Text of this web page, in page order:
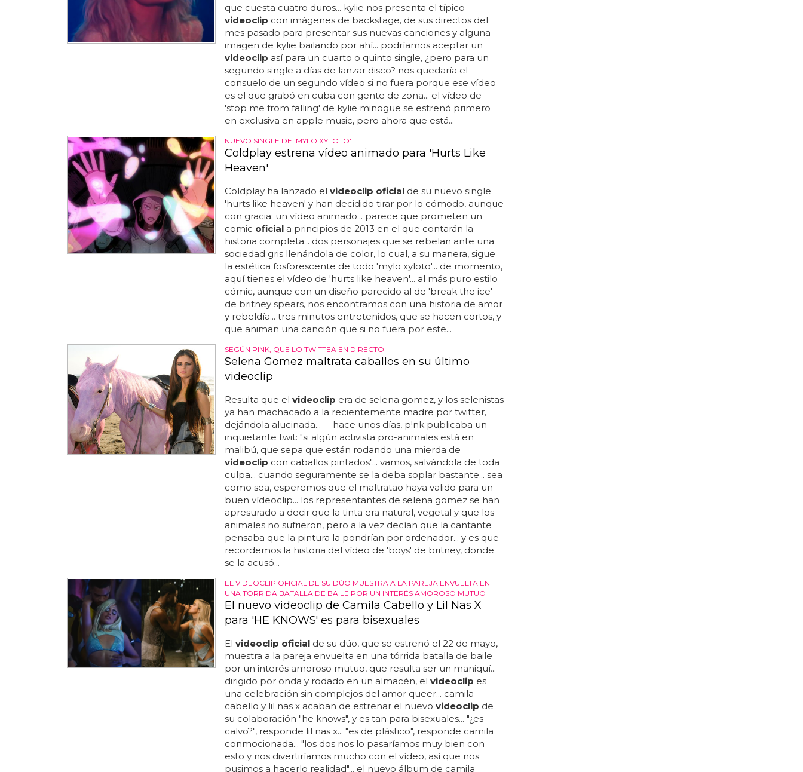
que cuesta cuatro duros... kylie nos presenta el típico
videoclip con imágenes de backstage, de sus directos del
mes pasado para presentar sus nuevas canciones y alguna
imagen de kylie bailando por ahí... podríamos aceptar un
videoclip así para un cuarto o quinto single, ¿pero para un
segundo single a días de lanzar disco? nos quedaría el
consuelo de un segundo vídeo si no fuera porque ese vídeo
es el que grabó en cuba con gente de zona... el vídeo de
'stop me from falling' de kylie minogue se estrenó primero
en exclusiva en apple music, pero ahora que está...
NUEVO SINGLE DE 'MYLO XYLOTO'
Coldplay estrena vídeo animado para 'Hurts Like
Heaven'
Coldplay ha lanzado el videoclip oficialde su nuevo single
'hurts like heaven' y han decidido tirar por lo cómodo, aunque
con gracia: un vídeo animado... parece que prometen un
comic oficiala principios de 2013 en el que contarán la
historia completa... dos personajes que se rebelan ante una
sociedad gris llenándola de color, lo cual, a su manera, sigue
la estética fosforescente de todo 'mylo xyloto'... de momento,
aquí tienes el vídeo de 'hurts like heaven'... al más puro estilo
cómic, aunque con un diseño parecido al de 'break the ice'
de britney spears, nos encontramos con una historia de amor
y rebeldía... tres minutos entretenidos, que se hacen cortos, y
que animan una canción que si no fuera por este...
SEGÚN PINK, QUE LO TWITTEA EN DIRECTO
Selena Gomez maltrata caballos en su último
videoclip
Resulta que el videoclip era de selena gomez, y los selenistas
ya han machacado a la recientemente madre por twitter,
dejándola alucinada... hace unos días, p!nk publicaba un
inquietante twit: "si algún activista pro-animales está en
malibú, que sepa que están rodando una mierda de
videoclip con caballos pintados"... vamos, salvándola de toda
culpa... cuando seguramente se la deba soplar bastante... sea
como sea, esperemos que el maltratao haya valido para un
buen vídeoclip... los representantes de selena gomez se han
apresurado a decir que la tinta era natural, vegetal y que los
animales no sufrieron, pero a la vez decían que la cantante
pensaba que la pintura la pondrían por ordenador... y es que
recordemos la historia del vídeo de 'boys' de britney, donde
se la acusó...
EL VIDEOCLIP OFICIAL DE SU DÚO MUESTRA A LA PAREJA ENVUELTA EN
UNA TÓRRIDA BATALLA DE BAILE POR UN INTERÉS AMOROSO MUTUO
El nuevo videoclip de Camila Cabello y Lil Nas X
para 'HE KNOWS' es para bisexuales
El videoclip oficialde su dúo, que se estrenó el 22 de mayo,
muestra a la pareja envuelta en una tórrida batalla de baile
por un interés amoroso mutuo, que resulta ser un maniquí...
dirigido por onda y rodado en un almacén, el videoclip es
una celebración sin complejos del amor queer... camila
cabello y lil nas x acaban de estrenar el nuevo videoclip de
su colaboración "he knows", y es tan para bisexuales... "¿es
calvo?", responde lil nas x... "es de plástico", responde camila
conmocionada... "los dos nos lo pasaríamos muy bien con
esto y nos divertiríamos mucho con el vídeo, así que nos
pusimos a hacerlo realidad"... el nuevo álbum de camila